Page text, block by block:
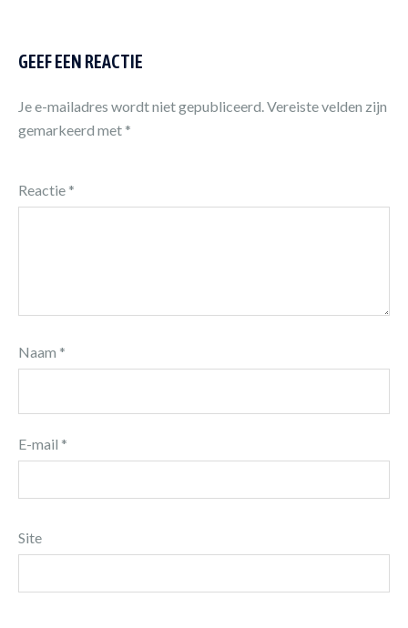
GEEF EEN REACTIE
Je e-mailadres wordt niet gepubliceerd.Vereiste velden zijn
gemarkeerd met *
Reactie *
Naam *
E-mail *
Site